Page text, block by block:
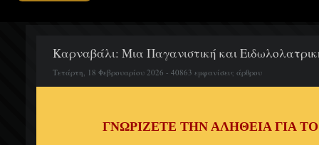
Καρναβάλι: Μια Παγανιστική και
Τετάρτη, 18 Φεβρουαρίου 2026 - 40863 εμφανίσεις άρθρου
ΓΝΩΡΙΖΕΤΕ ΤΗΝ ΑΛΗΘΕΙΑ ΓΙΑ